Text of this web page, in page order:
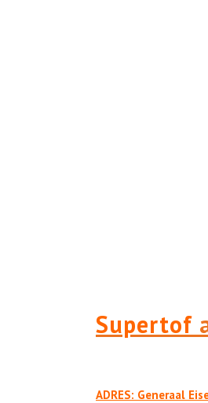
Supertof
ADRES: Generaal